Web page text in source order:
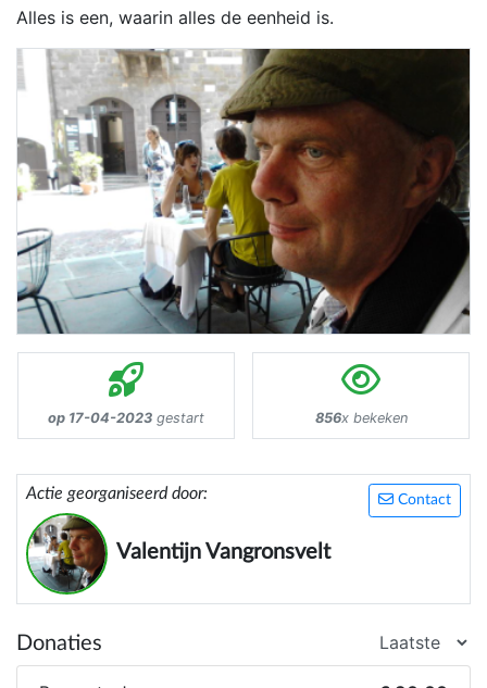
Alles is een, waarin alles de eenheid is.
op 17-04-2023 gestart 856x bekeken
Contact
Actie georganiseerd door:
Valentijn Vangronsvelt
Donaties